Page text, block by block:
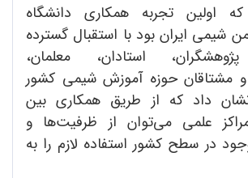
اولین تجربه همکاری دانشگاه
شیمی ایران بود با استقبال گسترده
استادان، معلمان،
و مشتاقان حوزه آموزش شیمی کشور
داد که از طریق همکاری بین
علمی می‌توان از ظرفیت‌ها و
در سطح کشور استفاده لازم را به